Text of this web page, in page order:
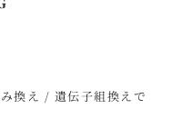
換え / 遺伝子組換えで